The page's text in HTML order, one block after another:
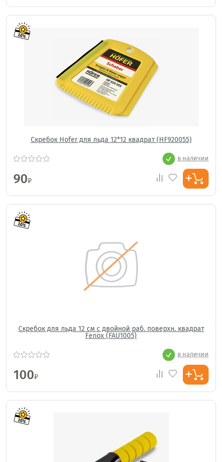
Скребок Hofer для льда 12*12 квадрат (HF920055)
в наличии
90₽
Скребок для льда 12 см с двойной раб. поверхн. квадрат
Fenox (FAU1005)
в наличии
100₽